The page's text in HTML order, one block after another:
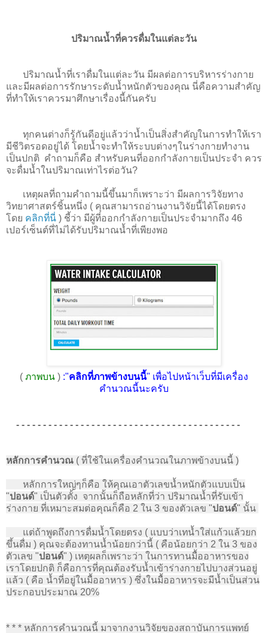
ปริมาณน้ำที่ควรดื่มในแต่ละวัน
ปริมาณน้ำที่เราดื่มในแต่ละวัน มีผลต่อการบริหารร่างกาย
และมีผลต่อการรักษาระดับน้ำหนักตัวของคุณ นี่คือความสำคัญ
ที่ทำให้เราควรมาศึกษาเรื่องนี้กันครับ
ทุกคนต่างก็รู้กันดีอยู่แล้วว่าน้ำเป็นสิ่งสำคัญในการทำให้เรา
มีชีวิตรอดอยู่ได้ โดยน้ำจะทำให้ระบบต่างๆในร่างกายทำงาน
เป็นปกติ คำถามก็คือ สำหรับคนที่ออกกำลังกายเป็นประจำ ควร
จะดื่มน้ำในปริมาณเท่าไรต่อวัน?
เหตุผลที่ถามคำถามนี้ขึ้นมาก็เพราะว่า มีผลการวิจัยทาง
วิทยาศาสตร์ชิ้นหนึ่ง ( คุณสามารถอ่านงานวิจัยนี้ได้โดยตรง
โดย คลิกที่นี่ ) ชี้ว่า มีผู้ที่ออกกำลังกายเป็นประจำมากถึง 46
เปอร์เซ็นต์ที่ไม่ได้รับปริมาณน้ำที่เพียงพอ
( ภาพบน ) :"คลิกที่ภาพข้างบนนี้" เพื่อไปหน้าเว็บที่มีเครื่อง
คำนวณนี้นะครับ
- - - - - - - - - - - - - - - - - - - - - - - - - - - - - - - - - - - - - - - - - -
หลักการคำนวณ ( ที่ใช้ในเครื่องคำนวณในภาพข้างบนนี้ )
หลักการใหญ่ๆก็คือ ให้คุณเอาตัวเลขน้ำหนักตัวแบบเป็น
"ปอนด์" เป็นตัวตั้ง จากนั้นก็ถือหลักที่ว่า ปริมาณน้ำที่รับเข้า
ร่างกาย ที่เหมาะสมต่อคุณก็คือ 2 ใน 3 ของตัวเลข "ปอนด์" นั้น
แต่ถ้าพูดถึงการดื่มน้ำโดยตรง ( แบบว่าเทน้ำใส่แก้วแล้วยก
ขึ้นดื่ม ) คุณจะต้องทานน้ำน้อยกว่านี้ ( คือน้อยกว่า 2 ใน 3 ของ
ตัวเลข "ปอนด์" ) เหตุผลก็เพราะว่า ในการทานมื้ออาหารของ
เราโดยปกติ ก็คือการที่คุณต้องรับน้ำเข้าร่างกายไปบางส่วนอยู่
แล้ว ( คือ น้ำที่อยู่ในมื้ออาหาร ) ซึ่งในมื้ออาหารจะมีน้ำเป็นส่วน
ประกอบประมาณ 20%
* * * หลักการคำนวณนี้ มาจากงานวิจัยของสถาบันการแพทย์